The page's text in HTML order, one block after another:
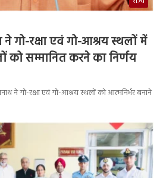
गो-रक्षा एवं गो-आश्रय स्थलों में
को सम्मानित करने का निर्णय
ने गो-रक्षा एवं गो-आश्रय स्थलों को आत्मनिर्भर बनाने